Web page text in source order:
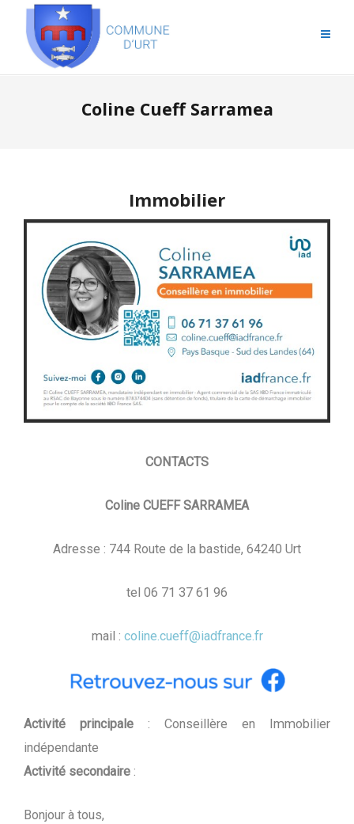
Coline Cueff Sarramea
Immobilier
CONTACTS
Coline CUEFF SARRAMEA
Adresse : 744 Route de la bastide, 64240 Urt
tel 06 71 37 61 96
mail : coline.cueff@iadfrance.fr
Activité principale : Conseillère en Immobilier
indépendante
Activité secondaire :
Bonjour à tous,